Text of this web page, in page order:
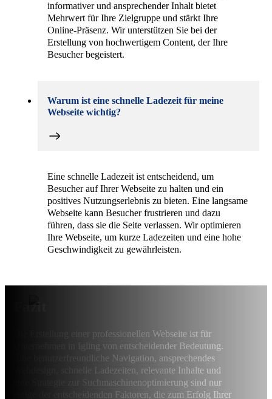
informativer und ansprechender Inhalt bietet
Mehrwert für Ihre Zielgruppe und stärkt Ihre
Online-Präsenz. Wir unterstützen Sie bei der
Erstellung von hochwertigem Content, der Ihre
Besucher begeistert.
Warum ist eine schnelle Ladezeit für meine
Webseite wichtig?
Eine schnelle Ladezeit ist entscheidend, um
Besucher auf Ihrer Webseite zu halten und ein
positives Nutzungserlebnis zu bieten. Eine langsame
Webseite kann Besucher frustrieren und dazu
führen, dass sie die Seite verlassen. Wir optimieren
Ihre Webseite, um kurze Ladezeiten und eine hohe
Geschwindigkeit zu gewährleisten.
Fazit
Die Erstellung einer professionellen Webseite ist für
Unternehmen in Igling von entscheidender Bedeutung.
Eine benutzerfreundliche Navigation, ansprechendes
Webdesign, schnelle Ladezeiten, relevante Inhalte und
eine Strategie zur Suchmaschinenoptimierung sind nur
einige der entscheidenden Faktoren, die zum Erfolg Ihrer